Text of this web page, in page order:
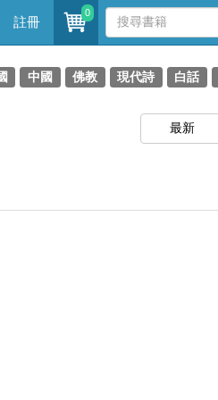
註冊
0
中國 佛教 現代詩 白話
最新